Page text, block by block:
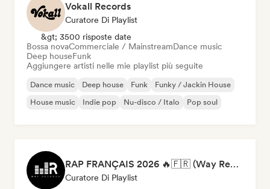
Vokall Records
Curatore Di Playlist
&gt; 3500 risposte date
Bossa novaCommerciale / MainstreamDance music
Deep houseFunk
Aggiungere artisti nelle mie playlist più seguite
Dance music Deep house Funk
Funky / Jackin House
House music
Indie pop Nu-disco / Italo Pop soul
RAP FRANÇAIS 2026 🔥🇫🇷 (Way Records)
Curatore Di Playlist